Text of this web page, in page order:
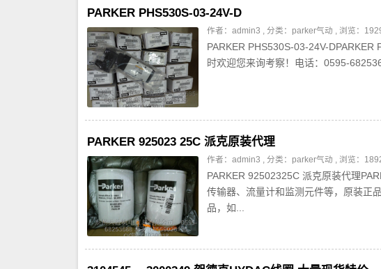
PARKER PHS530S-03-24V-D
作者：admin3 , 分类： parker气动 , 浏览：
PARKER PHS530S-03-24V-
时欢迎您来询考察！电话：0595-
PARKER 925023 25C 派克原装代理
作者：admin3 , 分类： parker气动 , 浏览：
PARKER 92502325C 派克原装代理
传输器、流量计和监测元件等，原装正
品，如...